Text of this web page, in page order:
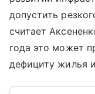
допустить
считает
года это может
дефициту жилья